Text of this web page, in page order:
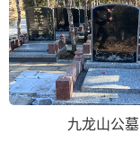
九龙山公墓